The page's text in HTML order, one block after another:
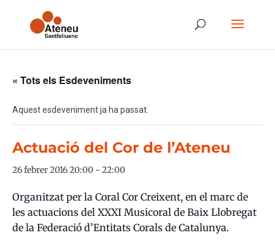
« Tots els Esdeveniments
Aquest esdeveniment ja ha passat.
Actuació del Cor de l’Ateneu
26 febrer 2016 20:00 - 22:00
Organitzat per la Coral Cor Creixent, en el marc de
les actuacions del XXXI Musicoral de Baix Llobregat
de la Federació d’Entitats Corals de Catalunya.